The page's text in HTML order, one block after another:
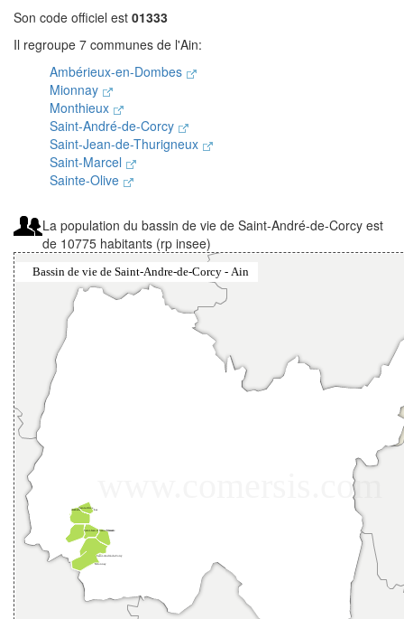
Son code officiel est 01333
Il regroupe 7 communes de l'Ain:
Ambérieux-en-Dombes
Mionnay
Monthieux
Saint-André-de-Corcy
Saint-Jean-de-Thurigneux
Saint-Marcel
Sainte-Olive
La population du bassin de vie de Saint-André-de-Corcy est
de 10775 habitants (rp insee)